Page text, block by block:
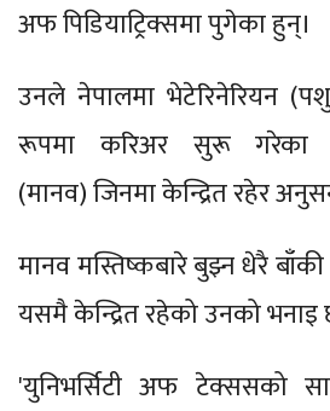
अफ पिडियाट्रिक्समा पुगेका हुन्।
उनले नेपालमा भेटेरिनेरियन
रूपमा करिअर सुरू गरेका
(मानव) जिनमा केन्द्रित रहेर
मानव मस्तिष्कबारे बुझ्न धेरै
यसमै केन्द्रित रहेको उनको भनाइ
'युनिभर्सिटी अफ टेक्ससको